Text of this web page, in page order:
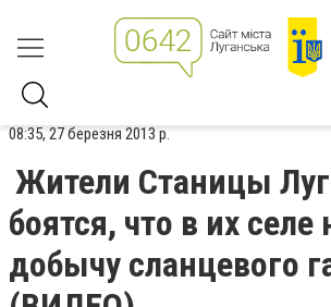
08:35, 27 березня 2013 р.
Жители Станицы
боятся, что в их селе
добычу сланцевого